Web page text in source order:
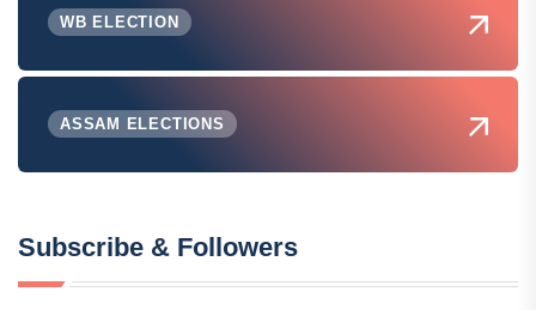
WB ELECTION
ASSAM ELECTIONS
Subscribe & Followers